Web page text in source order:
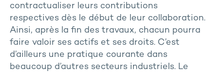
contractualiser leurs contributions
respectives dès le début de leur collaboration.
Ainsi, après la fin des travaux, chacun pourra
faire valoir ses actifs et ses droits. C’est
d’ailleurs une pratique courante dans
beaucoup d’autres secteurs industriels. Le